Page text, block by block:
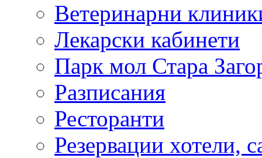
Ветеринарни
Лекарски кабинети
Парк мол Стара
Разписания
Ресторанти
Резервации хотели,